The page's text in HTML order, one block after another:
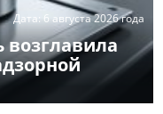
возглавила
Дата: 6 августа 2026 года